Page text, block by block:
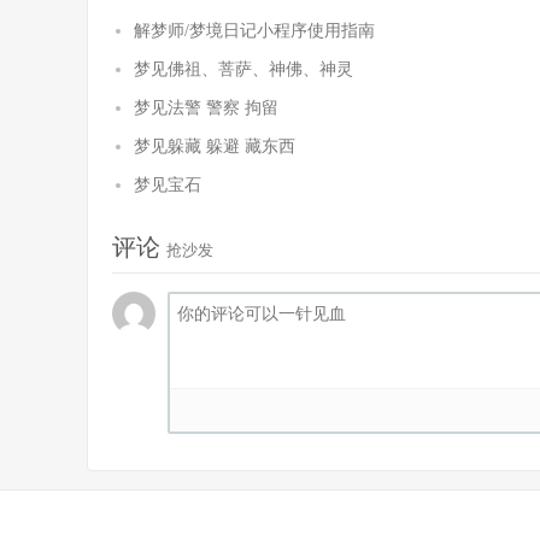
解梦师/梦境日记小程序使用指南
梦见佛祖、菩萨、神佛、神灵
梦见法警 警察 拘留
梦见躲藏 躲避 藏东西
梦见宝石
评论 抢沙发